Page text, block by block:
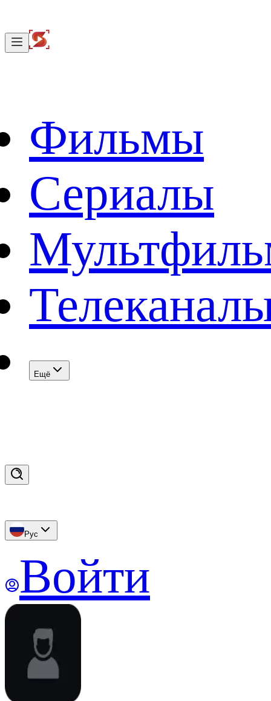
Фильмы
Сериалы
Eщё
Рус
Войти